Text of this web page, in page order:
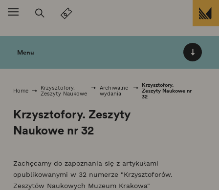
Przejdź do treści
Menu
Home
Krzysztofory.
Zeszyty Naukowe
Archiwalne
wydania
Krzysztofory.
Zeszyty Naukowe nr
32
Krzysztofory. Zeszyty
Naukowe nr 32
Zachęcamy do zapoznania się z artykułami
opublikowanymi w 32 numerze "Krzysztoforów.
Zeszytów Naukowych Muzeum Krakowa"